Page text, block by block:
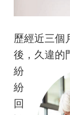
歷經近三個
後，久違的
紛
紛
回